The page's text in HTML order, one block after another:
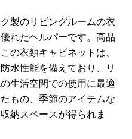
製のリビングルームの衣
れたヘルパーです。高品
の衣類キャビネットは、
水性能を備えており、リ
生活空間での使用に最適
もの、季節のアイテムな
納スペースが得られま